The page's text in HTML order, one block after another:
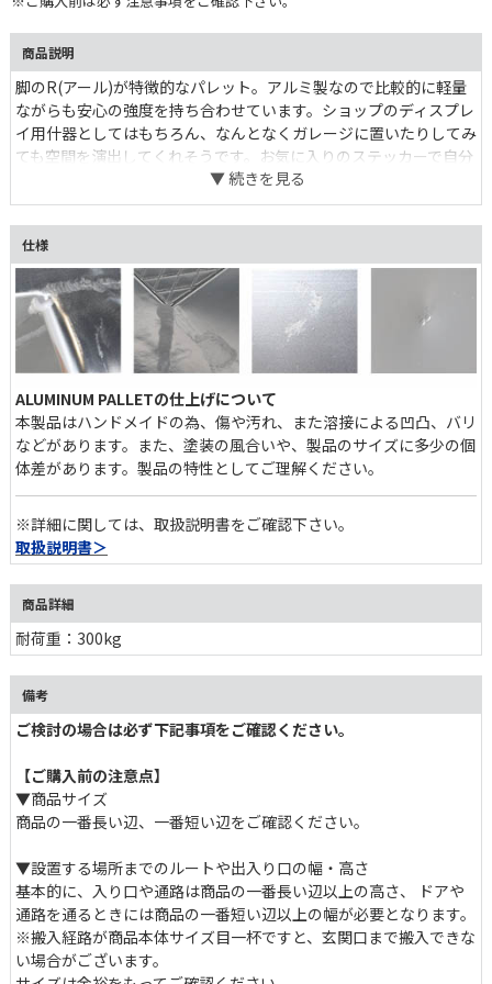
商品説明
脚のR(アール)が特徴的なパレット。アルミ製なので比較的に軽量
ながらも安心の強度を持ち合わせています。ショップのディスプレ
イ用什器としてはもちろん、なんとなくガレージに置いたりしてみ
ても空間を演出してくれそうです。お気に入りのステッカーで自分
好みにカスタマイズしたり、使っていく中で付いたキズや汚れすら
も楽しんだり。気を遣わずにラフに長く使って欲しい、そんなアイ
テムです。全面アルミと木目調の2パターンより。
仕様
ALUMINUM PALLETの仕上げについて
本製品はハンドメイドの為、傷や汚れ、また溶接による凹凸、バリ
などがあります。また、塗装の風合いや、製品のサイズに多少の個
体差があります。製品の特性としてご理解ください。
※詳細に関しては、取扱説明書をご確認下さい。
取扱説明書＞
商品詳細
耐荷重：300kg
備考
ご検討の場合は必ず下記事項をご確認ください。
【ご購入前の注意点】
▼商品サイズ
商品の一番長い辺、一番短い辺をご確認ください。
▼設置する場所までのルートや出入り口の幅・高さ
基本的に、入り口や通路は商品の一番長い辺以上の高さ、 ドア
通路を通るときには商品の一番短い辺以上の幅が必要となります。
※搬入経路が商品本体サイズ目一杯ですと、玄関口まで搬入できな
い場合がございます。